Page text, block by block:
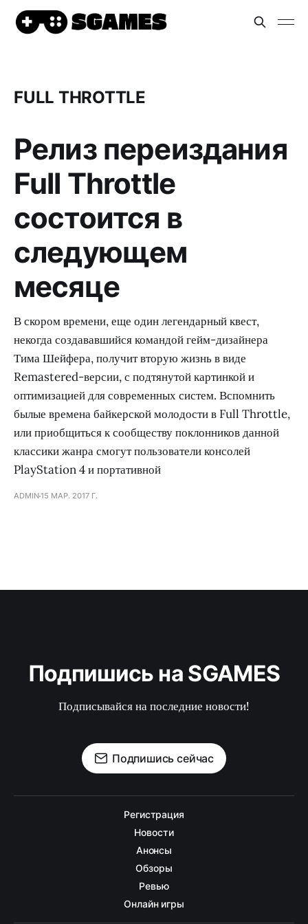
FULL THROTTLE
Релиз переиздания
Full Throttle
состоится в
следующем
месяце
В скором времени, еще один легендарный квест,
некогда создававшийся командой гейм-дизайнера
Тима Шейфера, получит вторую жизнь в виде
Remastered-версии, с подтянутой картинкой и
оптимизацией для современных систем. Вспомнить
былые времена байкерской молодости в Full Throttle,
или приобщиться к сообществу поклонников данной
классики жанра смогут пользователи консолей
PlayStation 4 и портативной
ADMIN15 МАР. 2017 Г.
Подпишись на SGAMES
Подписывайся на последние новости!
Подпишись сейчас
Регистрация
Новости
Анонсы
Обзоры
Ревью
Онлайн игры